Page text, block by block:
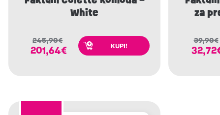
White
245,90€
201,64€ KUPI!
za
39,90€
32,72